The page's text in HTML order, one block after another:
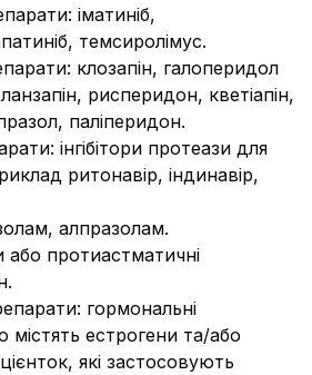
іматиніб,
темсиролімус.
клозапін, галоперидол
рисперидон, кветіапін,
паліперидон.
інгібітори протеази для
ритонавір, індинавір,
алпразолам.
протиастматичні
гормональні
естрогени та/або
які застосовують